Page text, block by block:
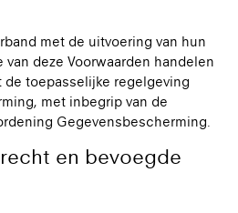
met de uitvoering van hun
deze Voorwaarden handelen
toepasselijke regelgeving
met inbegrip van de
Gegevensbescherming.
en bevoegde